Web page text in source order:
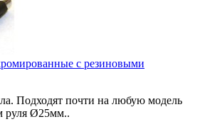
с резиновыми
Подходят почти на любую модель
руля Ø25мм..